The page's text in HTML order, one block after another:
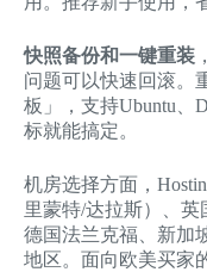
快照备份和一键重装
问题可以快速回滚。
板」，支持Ubuntu、
标就能搞定。
机房选择方面，
里蒙特/达拉斯）、英
德国法兰克福、新加
地区。面向欧美买家